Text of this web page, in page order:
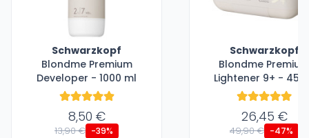
Schwarzkopf
Blondme Premium
Developer - 1000 ml
8,50 €
13,90 € -39%
Schwarzkopf
Blondme
Lightener 9+ - 450
26,45 €
49,90 € -47%